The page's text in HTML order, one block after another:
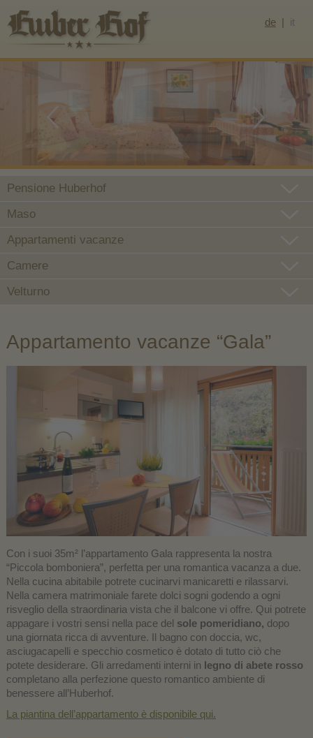
de it
Pensione Huberhof
Maso
Appartamenti vacanze
Camere
Velturno
Appartamento vacanze “Gala”
Con i suoi 35m² l’appartamento Gala rappresenta la nostra
“Piccola bomboniera”, perfetta per una romantica vacanza a due.
Nella cucina abitabile potrete cucinarvi manicaretti e rilassarvi.
Nella camera matrimoniale farete dolci sogni godendo a ogni
risveglio della straordinaria vista che il balcone vi offre. Qui potrete
appagare i vostri sensi nella pace del sole pomeridiano, dopo
una giornata ricca di avventure. Il bagno con doccia, wc,
asciugacapelli e specchio cosmetico è dotato di tutto ciò che
potete desiderare. Gli arredamenti interni in legno di abete rosso
completano alla perfezione questo romantico ambiente di
benessere all’Huberhof.
La piantina dell’appartamento è disponibile qui.